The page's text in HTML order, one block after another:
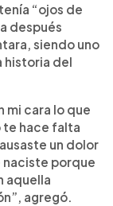
“ojos de
después
siendo uno
historia del
mi cara lo que
te hace falta
un dolor
naciste porque
aquella
agregó.